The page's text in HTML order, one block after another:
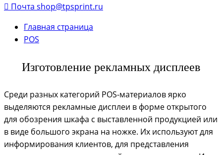
Почта shop@tpsprint.ru
Главная страница
POS
Изготовление рекламных дисплеев
Среди разных категорий POS-материалов ярко
выделяются рекламные дисплеи в форме открытого
для обозрения шкафа с выставленной продукцией или
в виде большого экрана на ножке. Их используют для
информирования клиентов, для представления